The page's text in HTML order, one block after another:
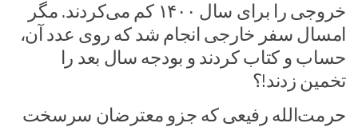
خروجی را برای سال ۱۴۰۰ کم می‌کردند. مگر
امسال سفر خارجی انجام شد که روی عدد آن،
حساب و کتاب کردند و بودجه سال بعد را
تخمین زدند!؟
حرمت‌الله رفیعی که جزو معترضان سرسخت